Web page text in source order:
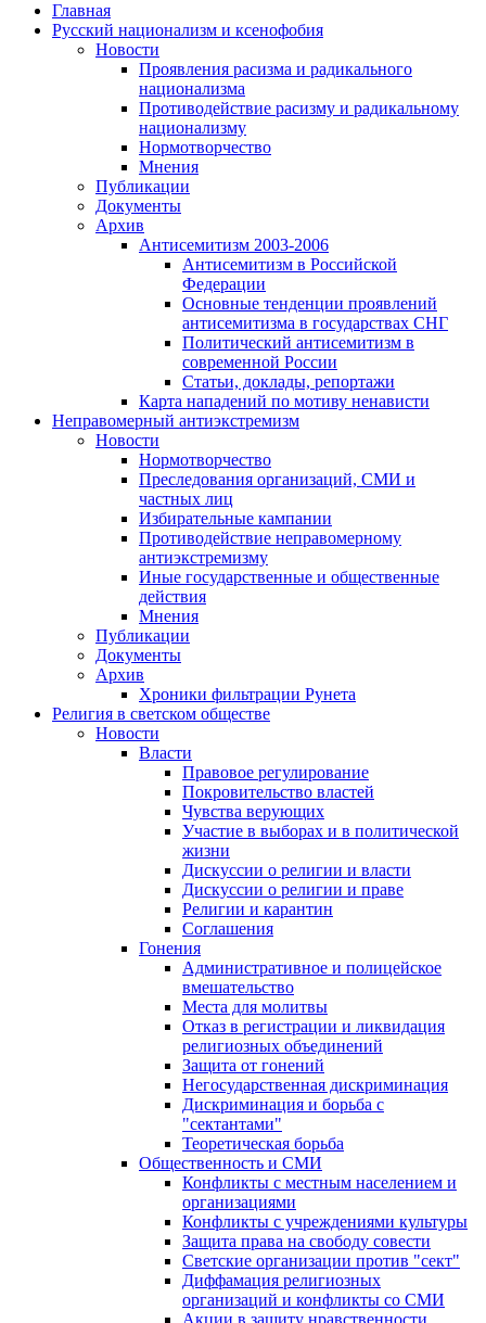
Главная
Русский национализм и ксенофобия
Новости
Проявления расизма и радикального
национализма
Противодействие расизму и радикальному
национализму
Нормотворчество
Мнения
Публикации
Документы
Архив
Антисемитизм 2003-2006
Антисемитизм в Российской
Федерации
Основные тенденции проявлений
антисемитизма в государствах СНГ
Политический антисемитизм в
современной России
Статьи, доклады, репортажи
Карта нападений по мотиву ненависти
Неправомерный антиэкстремизм
Новости
Нормотворчество
Преследования организаций, СМИ и
частных лиц
Избирательные кампании
Противодействие неправомерному
антиэкстремизму
Иные государственные и общественные
действия
Мнения
Публикации
Документы
Архив
Хроники фильтрации Рунета
Религия в светском обществе
Новости
Власти
Правовое регулирование
Покровительство властей
Чувства верующих
Участие в выборах и в политической
жизни
Дискуссии о религии и власти
Дискуссии о религии и праве
Религии и карантин
Соглашения
Гонения
Административное и полицейское
вмешательство
Места для молитвы
Отказ в регистрации и ликвидация
религиозных объединений
Защита от гонений
Негосударственная дискриминация
Дискриминация и борьба с
"сектантами"
Теоретическая борьба
Общественность и СМИ
Конфликты с местным населением и
организациями
Конфликты с учреждениями культуры
Защита права на свободу совести
Светские организации против "сект"
Диффамация религиозных
организаций и конфликты со СМИ